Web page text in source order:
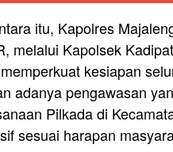
itu, Kapolres
melalui Kapolsek
kesiapan
adanya pengawasan
Pilkada di
sesuai harapan